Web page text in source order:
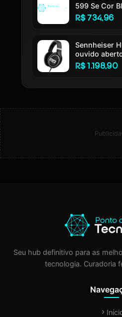
599 Se Cor
R$ 734,96
Sennheiser
ouvido
R$ 1.198,90
Seu hub definitivo para as
tecnologia. Curadoria